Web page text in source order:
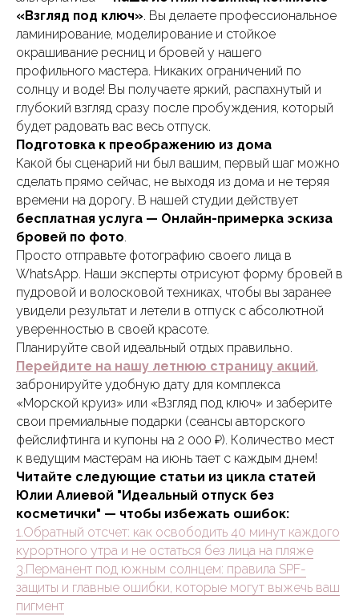
«Взгляд под ключ». Вы делаете профессиональное
ламинирование, моделирование и стойкое
окрашивание ресниц и бровей у нашего
профильного мастера. Никаких ограничений по
солнцу и воде! Вы получаете яркий, распахнутый и
глубокий взгляд сразу после пробуждения, который
будет радовать вас весь отпуск.
Подготовка к преображению из дома
Какой бы сценарий ни был вашим, первый шаг можно
сделать прямо сейчас, не выходя из дома и не теряя
времени на дорогу. В нашей студии действует
бесплатная услуга — Онлайн-примерка эскиза
бровей по фото.
Просто отправьте фотографию своего лица в
WhatsApp. Наши эксперты отрисуют форму бровей в
пудровой и волосковой техниках, чтобы вы заранее
увидели результат и летели в отпуск с абсолютной
уверенностью в своей красоте.
Планируйте свой идеальный отдых правильно.
Перейдите на нашу летнюю страницу акций,
забронируйте удобную дату для комплекса
«Морской круиз» или «Взгляд под ключ» и заберите
свои премиальные подарки (сеансы авторского
фейслифтинга и купоны на 2 000 ₽). Количество мест
к ведущим мастерам на июнь тает с каждым днем!
Читайте следующие статьи из цикла статей
Юлии Алиевой "Идеальный отпуск без
косметички" — чтобы избежать ошибок:
1.Обратный отсчет: как освободить 40 минут каждого
курортного утра и не остаться без лица на пляже
3.Перманент под южным солнцем: правила SPF-
защиты и главные ошибки, которые могут выжечь ваш
пигмент